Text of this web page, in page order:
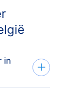
in